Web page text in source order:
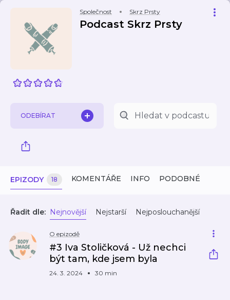
Společnost Skrz Prsty
Podcast Skrz Prsty
ODEBÍRAT
EPIZODY 18 KOMENTÁŘE INFO PODOBNÉ
Řadit dle: Nejnovější Nejstarší Nejposlouchanější
O epizodě
#3 Iva Stoličková - Už nechci
být tam, kde jsem byla
24. 3. 2024 30 min